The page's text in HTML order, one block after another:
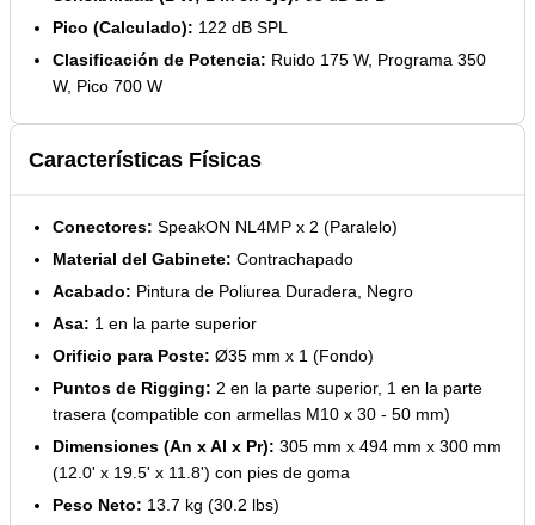
Pico (Calculado): 122 dB SPL
Clasificación de Potencia: Ruido 175 W, Programa 350
W, Pico 700 W
Características Físicas
Conectores: SpeakON NL4MP x 2 (Paralelo)
Material del Gabinete: Contrachapado
Acabado: Pintura de Poliurea Duradera, Negro
Asa: 1 en la parte superior
Orificio para Poste: Ø35 mm x 1 (Fondo)
Puntos de Rigging: 2 en la parte superior, 1 en la parte
trasera (compatible con armellas M10 x 30 - 50 mm)
Dimensiones (An x Al x Pr): 305 mm x 494 mm x 300 mm
(12.0' x 19.5' x 11.8') con pies de goma
Peso Neto: 13.7 kg (30.2 lbs)